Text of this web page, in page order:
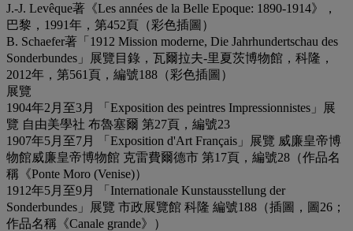
J.-J. Levêque著《Les années de la Belle Epoque: 1890-1914》，
巴黎，1991年，第452頁（彩色插圖）
B. Schaefer著「1912 Mission moderne, Die Jahrhundertschau des
Sonderbundes」展覽目錄，瓦爾拉夫-里夏茨博物館，科隆，
2012年，第561頁，編號188（彩色插圖）
展覽
1904年2月至3月 「Exposition des peintres Impressionnistes」展
覽 自由美學社 布魯塞爾 第27頁，編號23
1907年5月至7月 「Exposition d'Art Français」展覽 威廉皇帝博
物館威廉皇帝博物館 克雷費爾德市 第17頁，編號28（作品名
稱《Ponte Moro (Venise)）
1912年5月至9月 「Internationale Kunstausstellung der
Sonderbundes」展覽 市政展覽館 科隆 編號188（插圖，圖26；
作品名稱《Canale grande》）